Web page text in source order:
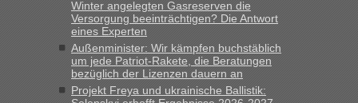
Berichte und Reisetipps • Re: An welchem
Grenzübergang zwischen Polen und der Ukraine geht es am
schnellsten?
„Wir sind mit unserem Wohnmobil, wie geplant am Montag
15.6. in Krakovets rüber. Sehr zeitig los gegen 5 Uhr in der
Winter angelegten Gasreserven die
Versorgung beeinträchtigen? Die Antwort
eines Experten
Außenminister: Wir kämpfen buchstäblich
um jede Patriot-Rakete, die Beratungen
bezüglich der Lizenzen dauern an
Projekt Freya und ukrainische Ballistik: